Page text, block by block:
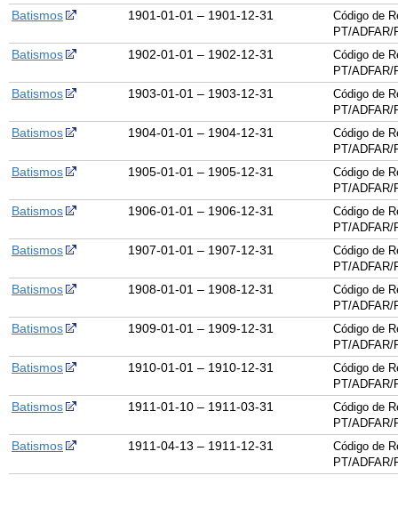
Batismos 1901-01-01 – 1901-12-31
Código de
PT/ADFAR/
Batismos 1902-01-01 – 1902-12-31
Código de
PT/ADFAR/
Batismos 1903-01-01 – 1903-12-31
Código de
PT/ADFAR/
Batismos 1904-01-01 – 1904-12-31
Código de
PT/ADFAR/
Batismos 1905-01-01 – 1905-12-31
Código de
PT/ADFAR/
Batismos 1906-01-01 – 1906-12-31
Código de
PT/ADFAR/
Batismos 1907-01-01 – 1907-12-31
Código de
PT/ADFAR/
Batismos 1908-01-01 – 1908-12-31
Código de
PT/ADFAR/
Batismos 1909-01-01 – 1909-12-31
Código de
PT/ADFAR/
Batismos 1910-01-01 – 1910-12-31
Código de
PT/ADFAR/
Batismos 1911-01-10 – 1911-03-31
Código de
PT/ADFAR/
Batismos 1911-04-13 – 1911-12-31
Código de
PT/ADFAR/